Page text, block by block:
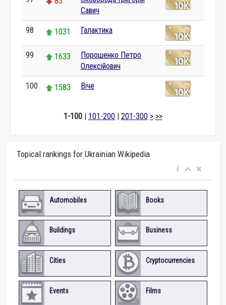
Савич
98 1031 Галактика
99 1633
Порошенко Петро
Олексійович
100 1583 Віче
1-100 | 101-200 | 201-300 > >>
Topical rankings for Ukrainian Wikipedia
Automobiles Books
Buildings Business
Cities Cryptocurrencies
Events Films